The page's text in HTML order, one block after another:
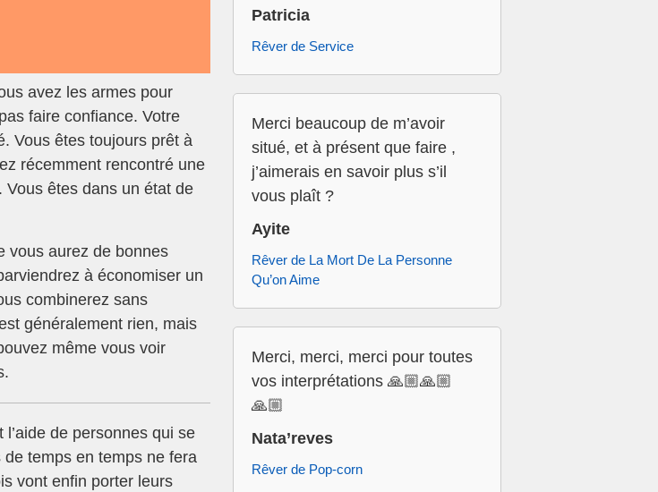
avez les armes pour
faire confiance. Votre
Vous êtes toujours prêt à
récemment rencontré une
êtes dans un état de
vous aurez de bonnes
à économiser un
combinerez sans
généralement rien, mais
même vous voir
de personnes qui se
temps en temps ne fera
vont enfin porter leurs
Patricia
Rêver de Service
Merci beaucoup de m’avoir
situé, et à présent que faire ,
j’aimerais en savoir plus s’il
vous plaît ?
Ayite
Rêver de La Mort De La Personne
Qu’on Aime
Merci, merci, merci pour toutes
vos interprétations 🙏🏼🙏🏼
🙏🏼
Nata’reves
Rêver de Pop-corn